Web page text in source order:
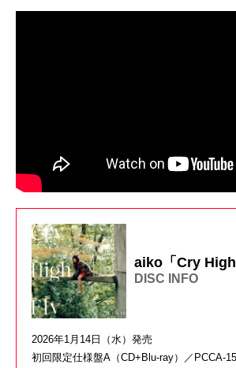
aiko「Cry High
DISC INFO
2026年1月14日（水）発売
初回限定仕様盤A（CD+Blu-ray）／PCCA-